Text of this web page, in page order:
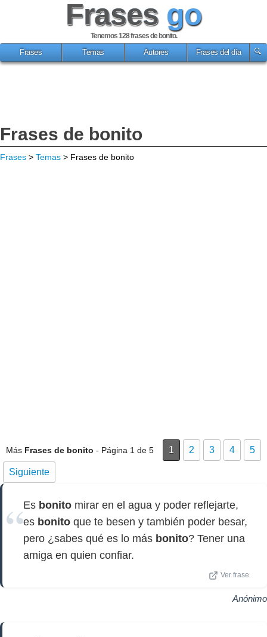
Frases go
Tenemos 128frases de bonito.
Frases
Temas Autores Frases del día
Frases de bonito
Frases > Temas > Frases de bonito
Más Frases de bonito - Página 1 de 5 1 2 3 4 5
Siguiente
Es bonito mirar en el agua y poder reflejarte,
es bonito que te besen y también poder besar,
pero ¿sabes qué es lo más bonito? Tener una
amiga en quien confiar.
Ver frase
Anónimo